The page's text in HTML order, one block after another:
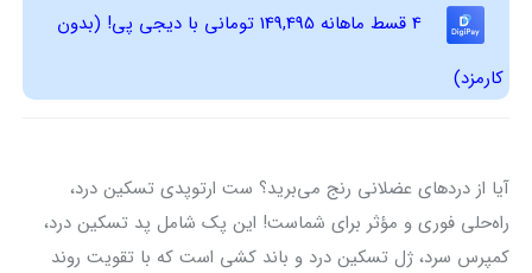
4 قسط ماهانه 149,495 تومانی با دیجی ‌پی! (بدون
کارمزد)
آیا از دردهای عضلانی رنج می‌برید؟ ست ارتوپدی تسکین درد،
راه‌حلی فوری و مؤثر برای شماست! این پک شامل پد تسکین درد،
کمپرس سرد، ژل تسکین درد و باند کشی است که با تقویت روند